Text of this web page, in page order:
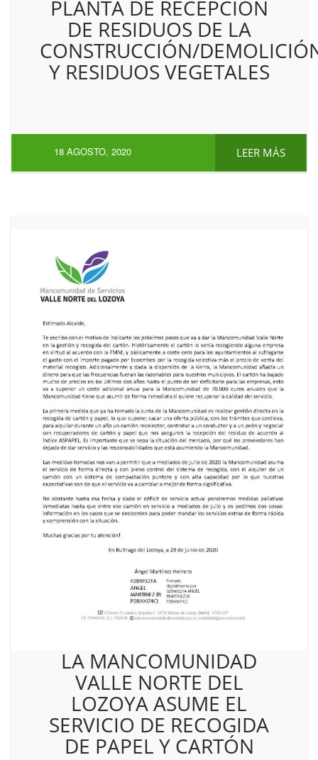
PLANTA DE RECEPCIÓN
DE RESIDUOS DE LA
CONSTRUCCIÓN/
Y RESIDUOS VEGETALES
LEER MÁS
18 AGOSTO, 2020
LA MANCOMUNIDAD
VALLE NORTE DEL
LOZOYA ASUME EL
SERVICIO DE RECOGIDA
DE PAPEL Y CARTÓN